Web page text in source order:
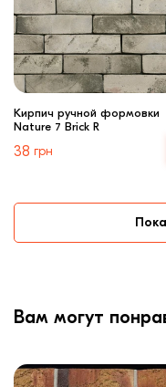
Кирпич ручной формовки
Nature 7 Brick R
38 грн
Вам могут